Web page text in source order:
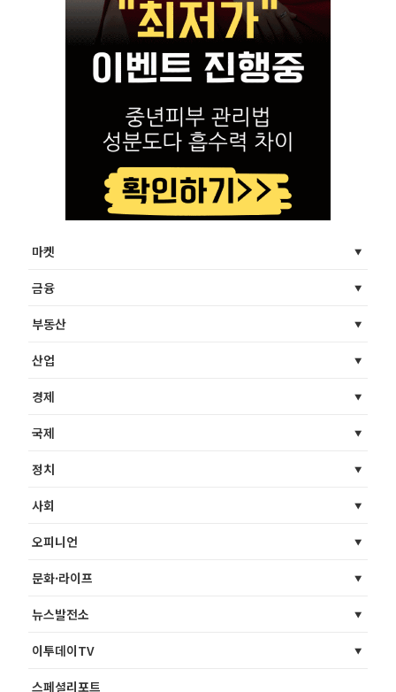
마켓
금융
부동산
산업
경제
국제
정치
사회
오피니언
문화·라이프
뉴스발전소
이투데이TV
스페셜리포트